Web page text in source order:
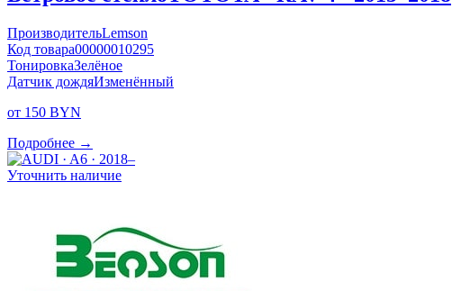
ПроизводительLemson
Код товара00000010295
ТонировкаЗелёное
Датчик дождяИзменённый
от 150 BYN
Подробнее →
Уточнить наличие